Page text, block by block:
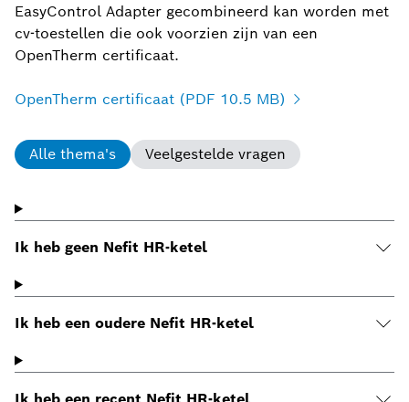
EasyControl Adapter gecombineerd kan worden met
cv-toestellen die ook voorzien zijn van een
OpenTherm certificaat.
OpenTherm certificaat (PDF 10.5 MB)
Alle thema's Veelgestelde vragen
Ik heb geen Nefit HR-ketel
Ik heb een oudere Nefit HR-ketel